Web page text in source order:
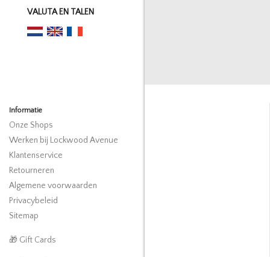
VALUTA EN TALEN
Informatie
Onze Shops
Werken bij Lockwood Avenue
Klantenservice
Retourneren
Algemene voorwaarden
Privacybeleid
Sitemap
🎁 Gift Cards